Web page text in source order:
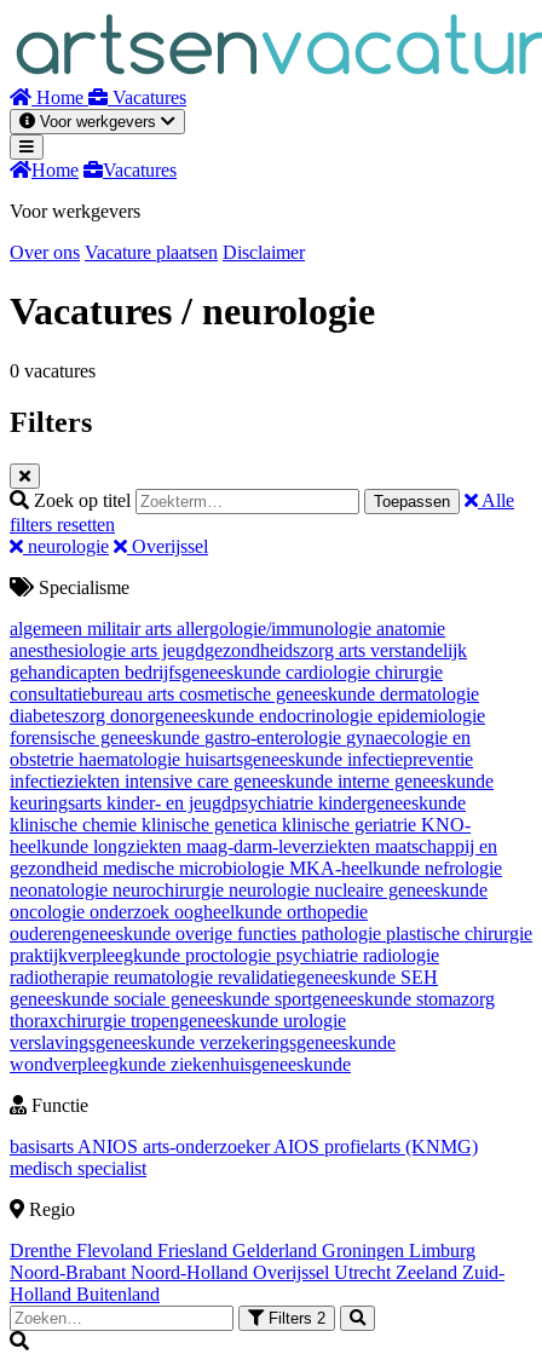
inhoud
Home Vacatures
Voor werkgevers
Home
Vacatures
Voor werkgevers
Over ons Vacature plaatsen Disclaimer
Vacatures/ neurologie
0 vacatures
Filters
Zoek op titel Toepassen
Alle
filters resetten
neurologie
Overijssel
Specialisme
algemeen militair arts allergologie/immunologie anatomie
anesthesiologie arts jeugdgezondheidszorg arts verstandelijk
gehandicapten bedrijfsgeneeskunde cardiologie chirurgie
consultatiebureau arts cosmetische geneeskunde dermatologie
diabeteszorg donorgeneeskunde endocrinologie epidemiologie
forensische geneeskunde gastro-enterologie gynaecologie en
obstetrie haematologie huisartsgeneeskunde infectiepreventie
infectieziekten intensive care geneeskunde interne geneeskunde
keuringsarts kinder- en jeugdpsychiatrie kindergeneeskunde
klinische chemie klinische genetica klinische geriatrie KNO-
heelkunde longziekten maag-darm-leverziekten maatschappij en
gezondheid medische microbiologie MKA-heelkunde nefrologie
neonatologie neurochirurgie neurologie nucleaire geneeskunde
oncologie onderzoek oogheelkunde orthopedie
ouderengeneeskunde overige functies pathologie plastische chirurgie
praktijkverpleegkunde proctologie psychiatrie radiologie
radiotherapie reumatologie revalidatiegeneeskunde SEH
geneeskunde sociale geneeskunde sportgeneeskunde stomazorg
thoraxchirurgie tropengeneeskunde urologie
verslavingsgeneeskunde verzekeringsgeneeskunde
wondverpleegkunde ziekenhuisgeneeskunde
Functie
basisarts ANIOS arts-onderzoekerAIOS profielarts (KNMG)
medisch specialist
Regio
Drenthe Flevoland Friesland Gelderland Groningen Limburg
Noord-Brabant Noord-Holland Overijssel Utrecht Zeeland Zuid-
Holland Buitenland
Filters 2